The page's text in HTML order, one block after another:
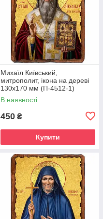
Михаїл Київський,
митрополит, ікона на дереві
130х170 мм (П-4512-1)
В наявності
450 ₴
Купити